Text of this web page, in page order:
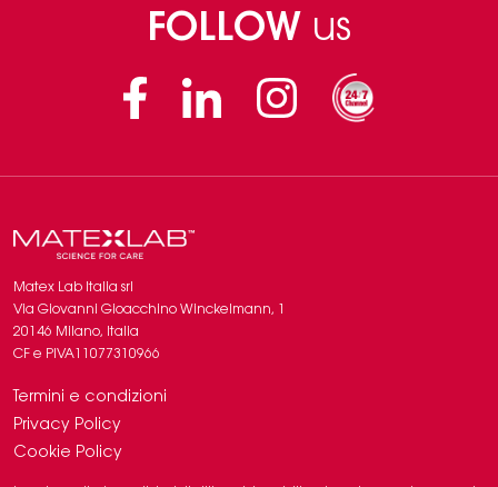
FOLLOW us
FacebookLinkedin Instagram
Matex Lab Italia srl
​​Via Giovanni Gioacchino Winckelmann, 1
20146 Milano, Italia
CF e PIVA11077310966
Termini e condizioni
Privacy Policy
Cookie Policy